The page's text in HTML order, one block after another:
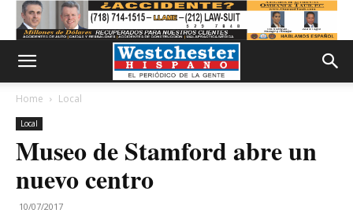
Home Local
Local
Museo de Stamford abre un
nuevo centro
10/07/2017